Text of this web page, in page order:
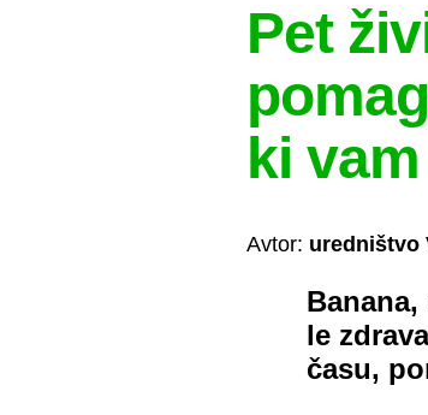
Pet
ki
Avtor: uredništvo
le
času,